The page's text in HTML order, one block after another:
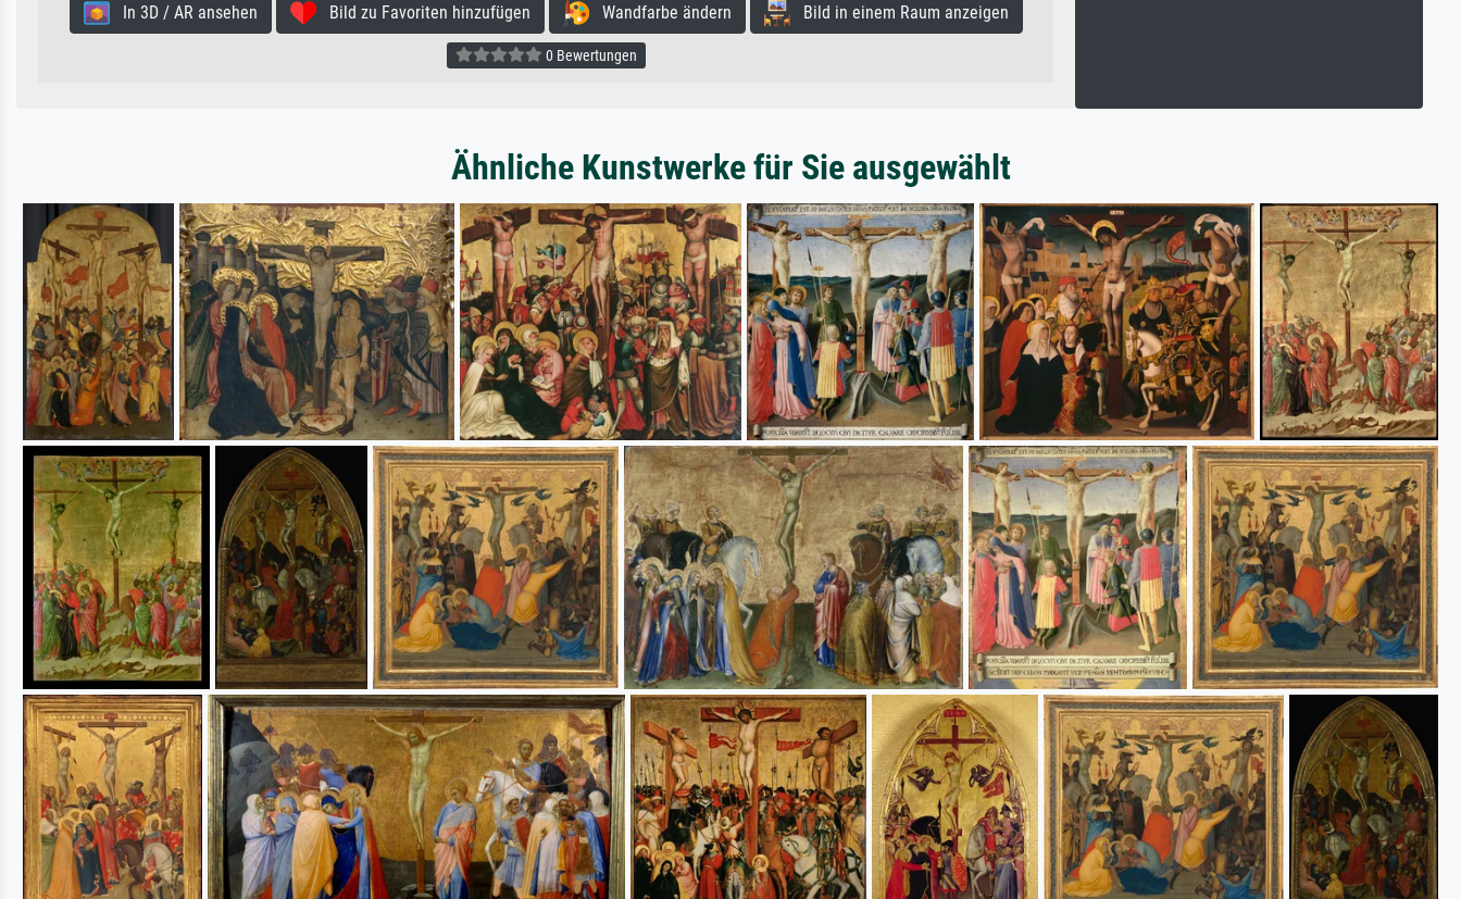
In 3D / AR ansehen Bild zu Favoriten hinzufügen Wandfarbe ändern Bild in einem Raum anzeigen
0 Bewertungen
Ähnliche Kunstwerke für Sie ausgewählt